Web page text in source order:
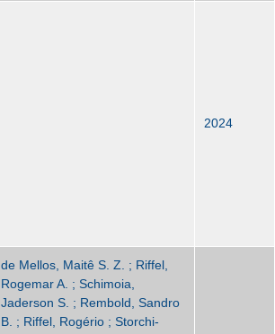
2024
de Mellos, Maitê S. Z. ; Riffel,
Rogemar A. ; Schimoia,
Jaderson S. ; Rembold, Sandro
B. ; Riffel, Rogério ; Storchi-